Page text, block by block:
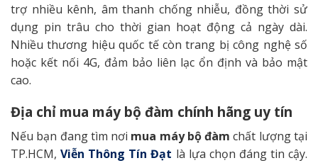
trợ nhiều kênh, âm thanh chống nhiễu, đồng thời sử
dụng pin trâu cho thời gian hoạt động cả ngày dài.
Nhiều thương hiệu quốc tế còn trang bị công nghệ số
hoặc kết nối 4G, đảm bảo liên lạc ổn định và bảo mật
cao.
Địa chỉ mua máy bộ đàm chính hãng uy tín
Nếu bạn đang tìm nơi mua máy bộ đàm chất lượng tại
TP.HCM,Viễn Thông Tín Đạt là lựa chọn đáng tin cậy.